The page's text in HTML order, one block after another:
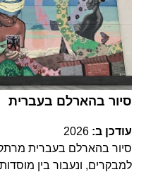
סיור בהארלם בעברית
עודכן ב: 2026
סיור בהארלם בעברית
למבקרים, ונעבור בין